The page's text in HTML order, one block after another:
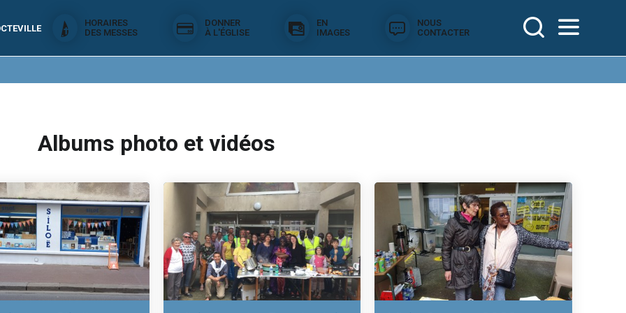
HORAIRES
DES MESSES
DONNER
À L'ÉGLISE
EN
IMAGES
NOUS
CONTACTER
Albums photo et vidéos